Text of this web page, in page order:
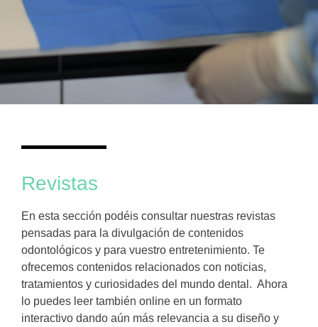
Revistas
En esta sección podéis consultar nuestras revistas
pensadas para la divulgación de contenidos
odontológicos y para vuestro entretenimiento. Te
ofrecemos contenidos relacionados con noticias,
tratamientos y curiosidades del mundo dental. Ahora
lo puedes leer también online en un formato
interactivo dando aún más relevancia a su diseño y